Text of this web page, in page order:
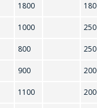
1800 180
1000 250
800 250
900
1100